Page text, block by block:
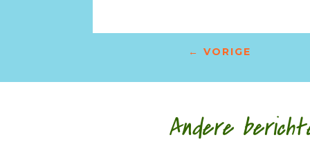
← VORIGE
Andere